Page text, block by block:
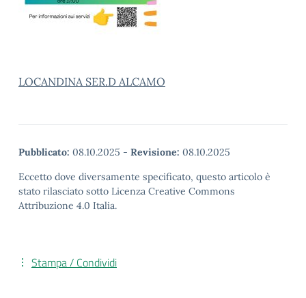
LOCANDINA SER.D ALCAMO
Pubblicato: 08.10.2025 - Revisione: 08.10.2025
Eccetto dove diversamente specificato, questo articolo è
stato rilasciato sotto Licenza Creative Commons
Attribuzione 4.0 Italia.
Stampa / Condividi